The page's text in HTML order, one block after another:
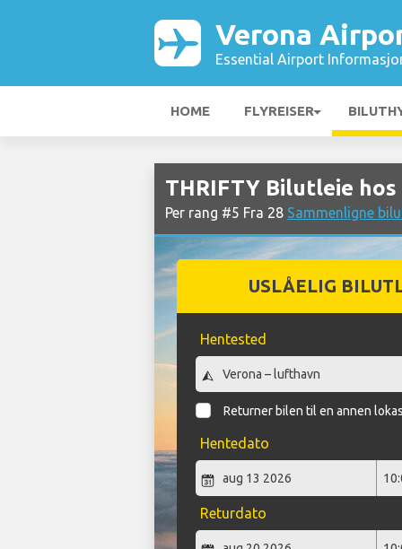
Verona
Essential Airport
HOME FLYREISER
THRIFTY Bilutleie
Per rang #5 Fra 28 Sammenligne
USLÅELIG
Hentested
Returner bilen til en annen
Hentedato
Returdato